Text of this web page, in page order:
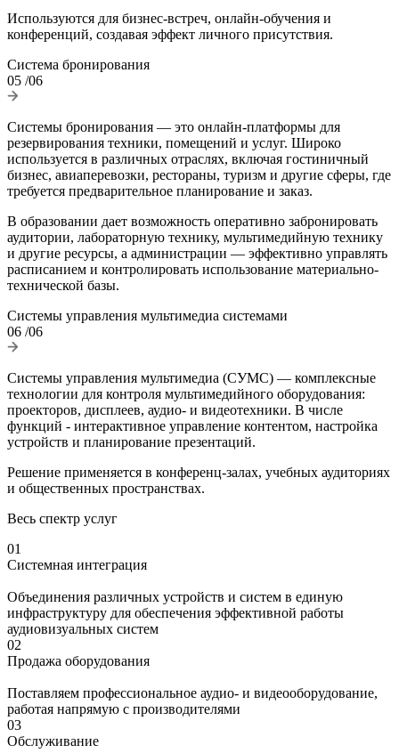
Используются для бизнес-встреч, онлайн-обучения и
конференций, создавая эффект личного присутствия.
Система бронирования
05 /06
Системы бронирования — это онлайн-платформы для
резервирования техники, помещений и услуг. Широко
используется в различных отраслях, включая гостиничный
бизнес, авиаперевозки, рестораны, туризм и другие сферы, где
требуется предварительное планирование и заказ.
В образовании дает возможность оперативно забронировать
аудитории, лабораторную технику, мультимедийную технику
и другие ресурсы, а администрации — эффективно управлять
расписанием и контролировать использование материально-
технической базы.
Системы управления мультимедиа системами
06 /06
Системы управления мультимедиа (СУМС) — комплексные
технологии для контроля мультимедийного оборудования:
проекторов, дисплеев, аудио- и видеотехники. В числе
функций - интерактивное управление контентом, настройка
устройств и планирование презентаций.
Решение применяется в конференц-залах, учебных аудиториях
и общественных пространствах.
Весь спектр услуг
01
Системная интеграция
Объединения различных устройств и систем в единую
инфраструктуру для обеспечения эффективной работы
аудиовизуальных систем
02
Продажа оборудования
Поставляем профессиональное аудио- и видеооборудование,
работая напрямую с производителями
03
Обслуживание